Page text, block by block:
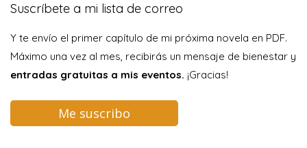
Suscríbete a mi lista de correo
Y te envío el primer capítulo de mi próxima novela en PDF.
Máximo una vez al mes, recibirás un mensaje de bienestar y
entradas gratuitas a mis eventos. ¡Gracias!
Me suscribo